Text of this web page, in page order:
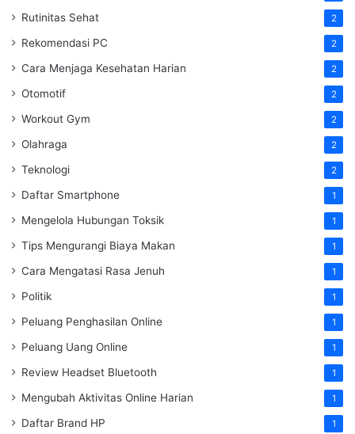
Rutinitas Sehat 2
Rekomendasi PC 2
Cara Menjaga Kesehatan Harian 2
Otomotif 2
Workout Gym 2
Olahraga 2
Teknologi 2
Daftar Smartphone 1
Mengelola Hubungan Toksik 1
Tips Mengurangi Biaya Makan 1
Cara Mengatasi Rasa Jenuh 1
Politik 1
Peluang Penghasilan Online 1
Peluang Uang Online 1
Review Headset Bluetooth 1
Mengubah Aktivitas Online Harian 1
Daftar Brand HP 1